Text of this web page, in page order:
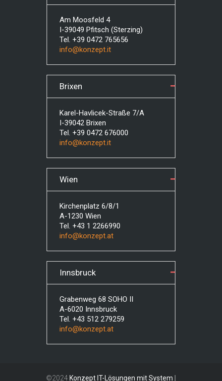
Am Moosfeld 4
I-39049 Pfitsch (Sterzing)
Tel. +39 0472 765656
info@konzept.it
Brixen
Karel-Havlicek-Straße 7/A
I-39042 Brixen
Tel. +39 0472 676000
info@konzept.it
Wien
Kirchenplatz 6/8/1
A-1230 Wien
Tel. +43 1 2266990
info@konzept.at
Innsbruck
Grabenweg 68 SOHO II
A-6020 Innsbruck
Tel. +43 512 279259
info@konzept.at
©2024Konzept IT-Lösungen mit System |